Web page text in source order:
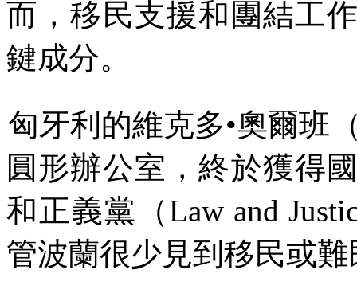
而，移民支援和團結工
鍵成分。
匈牙利的維克多•奧爾班
圓形辦公室，終於獲得
和正義黨（Law and
管波蘭很少見到移民或難